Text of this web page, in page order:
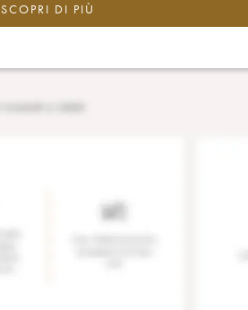
SCOPRI DI PIÙ